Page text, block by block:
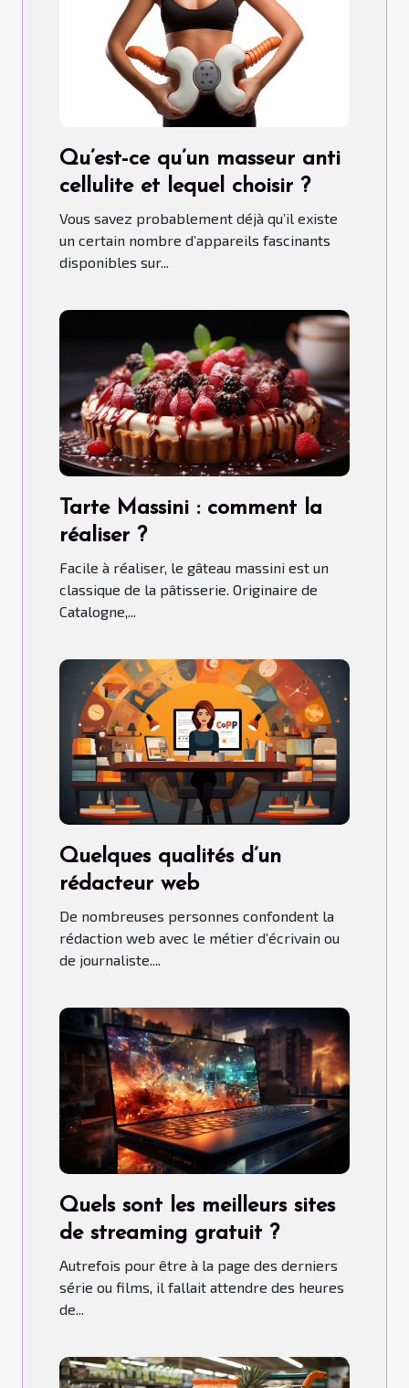
Qu’est-ce qu’un masseur anti
cellulite et lequel choisir ?
Vous savez probablement déjà qu’il existe
un certain nombre d’appareils fascinants
disponibles sur...
Tarte Massini : comment la
réaliser ?
Facile à réaliser, le gâteau massini est un
classique de la pâtisserie. Originaire de
Catalogne,...
Quelques qualités d’un
rédacteur web
De nombreuses personnes confondent la
rédaction web avec le métier d’écrivain ou
de journaliste....
Quels sont les meilleurs sites
de streaming gratuit ?
Autrefois pour être à la page des derniers
série ou films, il fallait attendre des heures
de...